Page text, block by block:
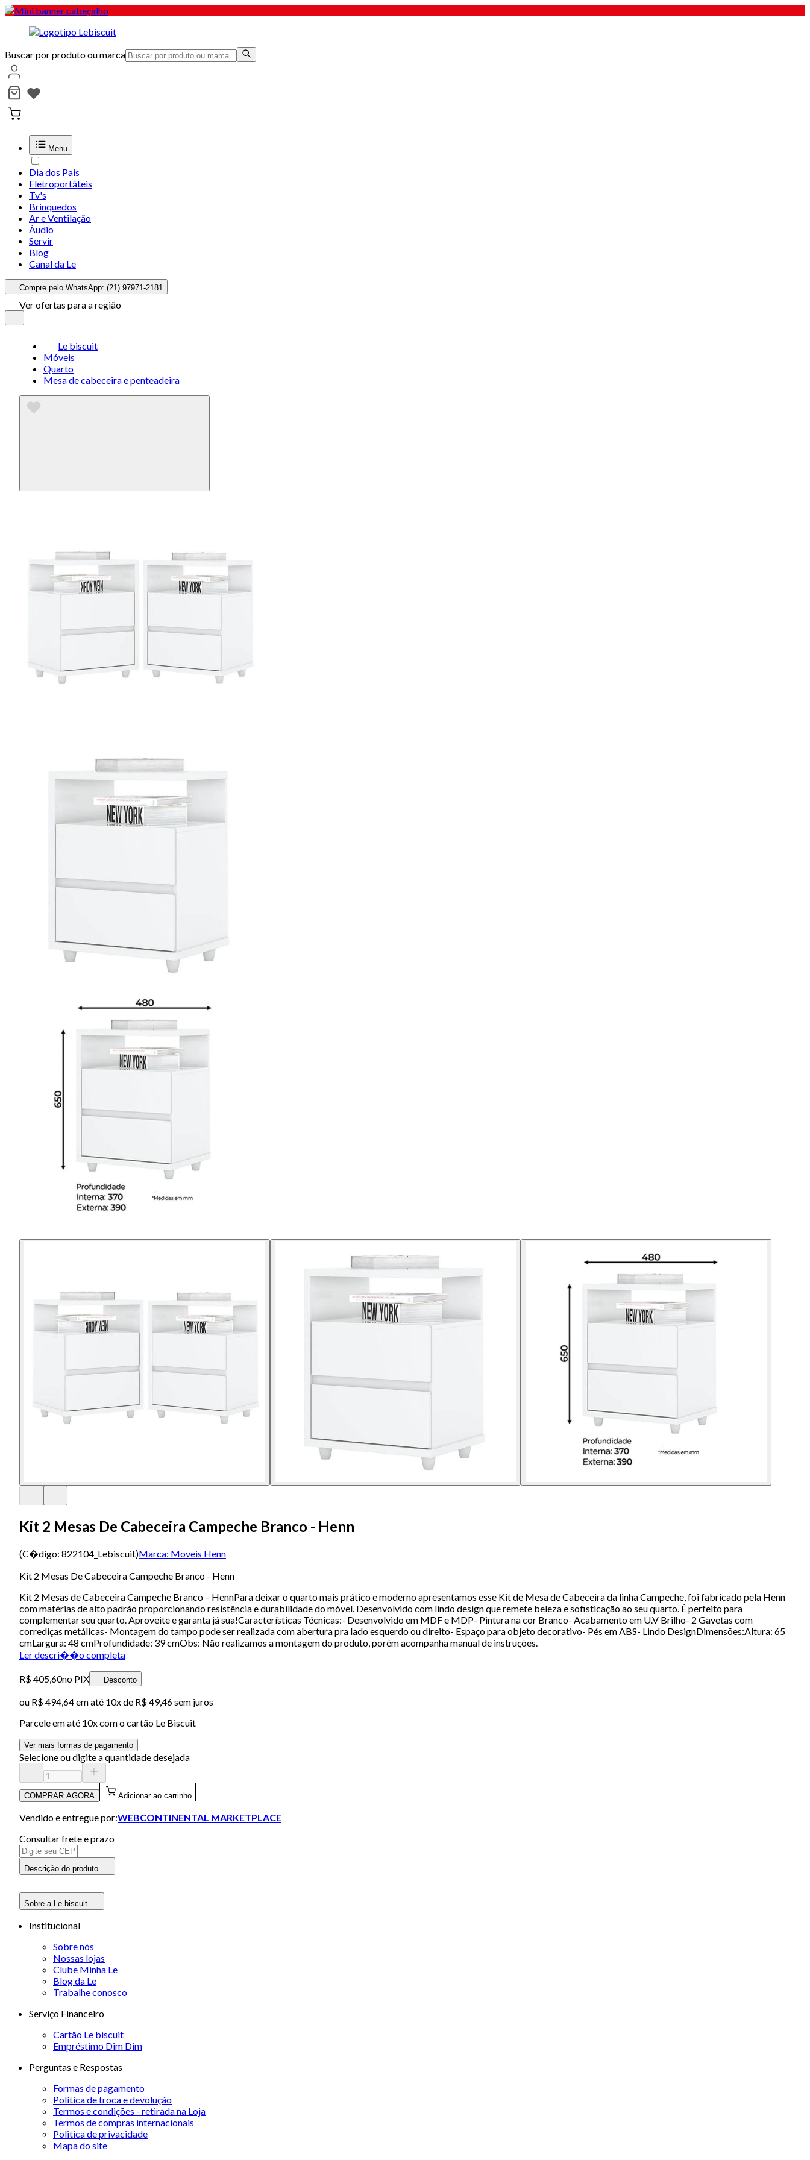
Buscar por produto ou marca
Menu
Dia dos Pais
Eletroportáteis
Tv's
Brinquedos
Ar e Ventilação
Áudio
Servir
Blog
Canal da Le
Compre pelo WhatsApp: (21) 97971-2181
Ver ofertas para a região
Le biscuit
Móveis
Quarto
Mesa de cabeceira e penteadeira
Kit 2 Mesas De Cabeceira Campeche Branco - Henn
(C�digo: 822104_Lebiscuit)Marca: Moveis Henn
Kit 2 Mesas De Cabeceira Campeche Branco - Henn
Kit 2 Mesas de Cabeceira Campeche Branco – HennPara deixar o quarto mais prático e moderno apresentamos esse Kit de Mesa de Cabeceira da linha Campeche, foi fabricado pela Henn
com matérias de alto padrão proporcionando resistência e durabilidade do móvel. Desenvolvido com lindo design que remete beleza e sofisticação ao seu quarto. É perfeito para
complementar seu quarto. Aproveite e garanta já sua!Características Técnicas:- Desenvolvido em MDF e MDP- Pintura na cor Branco- Acabamento em U.V Brilho- 2 Gavetas com
corrediças metálicas- Montagem do tampo pode ser realizada com abertura pra lado esquerdo ou direito- Espaço para objeto decorativo- Pés em ABS- Lindo DesignDimensões:Altura: 65
cmLargura: 48 cmProfundidade: 39 cmObs: Não realizamos a montagem do produto, porém acompanha manual de instruções.
Ler descri��o completa
R$ 405,60no PIX Desconto
ou R$ 494,64em até 10x de R$ 49,46 sem juros
Parcele em até 10x com o cartão Le Biscuit
Ver mais formas de pagamento
Selecione ou digite a quantidade desejada
COMPRAR AGORA Adicionar ao carrinho
Vendido e entregue por:WEBCONTINENTAL MARKETPLACE
Consultar frete e prazo
Descrição do produto
Sobre a Le biscuit
Institucional
Sobre nós
Nossas lojas
Clube Minha Le
Blog da Le
Trabalhe conosco
Serviço Financeiro
Cartão Le biscuit
Empréstimo Dim Dim
Perguntas e Respostas
Formas de pagamento
Política de troca e devolução
Termos e condições - retirada na Loja
Termos de compras internacionais
Politica de privacidade
Mapa do site